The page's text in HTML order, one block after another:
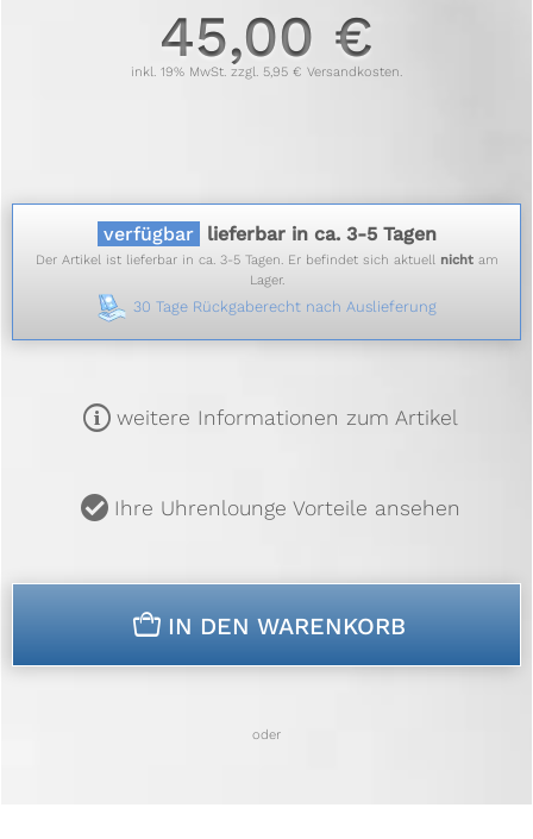
45,00 €
inkl. 19% MwSt. zzgl. 5,95 € Versandkosten.
verfügbar lieferbar in ca. 3-5 Tagen
Der Artikel ist lieferbar in ca. 3-5 Tagen. Er befindet sich aktuell nichtam
Lager.
30 Tage Rückgaberecht nach Auslieferung
m weitere Informationen zum Artikel
u Ihre Uhrenlounge Vorteile ansehen
n IN DEN WARENKORB
oder